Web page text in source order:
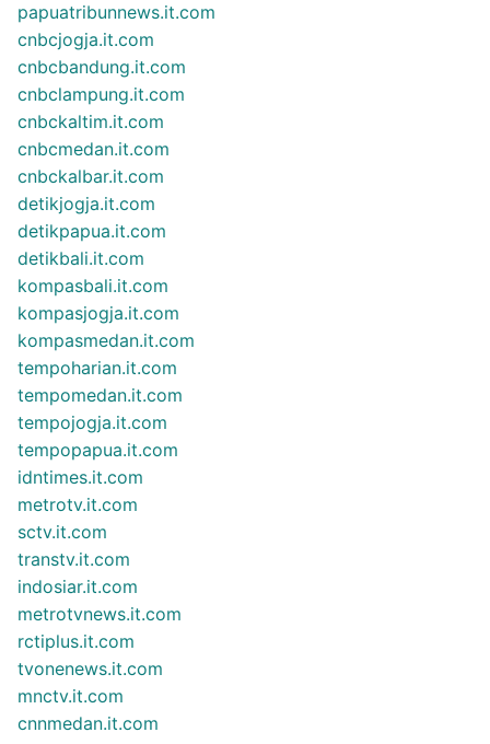
papuatribunnews.it.com
cnbcjogja.it.com
cnbcbandung.it.com
cnbclampung.it.com
cnbckaltim.it.com
cnbcmedan.it.com
cnbckalbar.it.com
detikjogja.it.com
detikpapua.it.com
detikbali.it.com
kompasbali.it.com
kompasjogja.it.com
kompasmedan.it.com
tempoharian.it.com
tempomedan.it.com
tempojogja.it.com
tempopapua.it.com
idntimes.it.com
metrotv.it.com
sctv.it.com
transtv.it.com
indosiar.it.com
metrotvnews.it.com
rctiplus.it.com
tvonenews.it.com
mnctv.it.com
cnnmedan.it.com